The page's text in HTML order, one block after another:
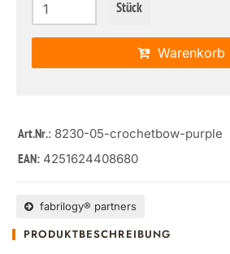
Stück
Warenkorb
Art.Nr.: 8230-05-crochetbow-purple
EAN: 4251624408680
fabrilogy® partners
PRODUKTBESCHREIBUNG